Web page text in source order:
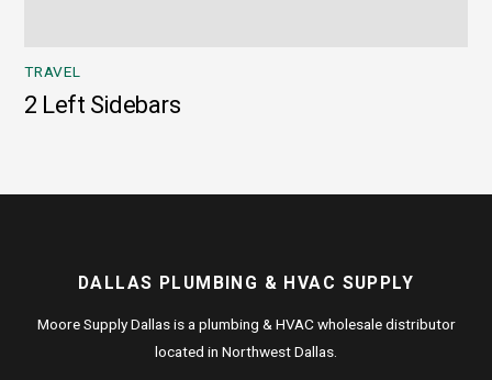
TRAVEL
2 Left Sidebars
DALLAS PLUMBING & HVAC SUPPLY
Moore Supply Dallas is a plumbing & HVAC wholesale distributor
located in Northwest Dallas.